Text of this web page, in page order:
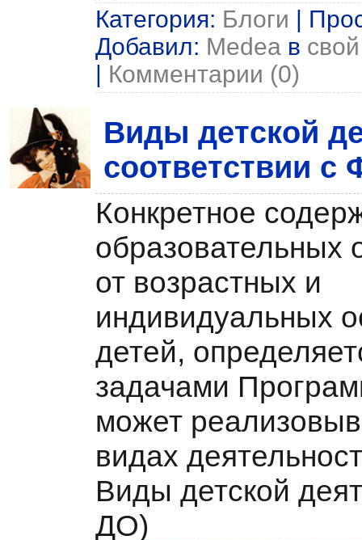
Категория: Блоги |
Добавил: Medea в
| Комментарии (0)
Виды детской
соответствии
Конкретное
образовательных
от возрастных и
индивидуальных
детей,
задачами
может
видах
Виды детской
ДО)